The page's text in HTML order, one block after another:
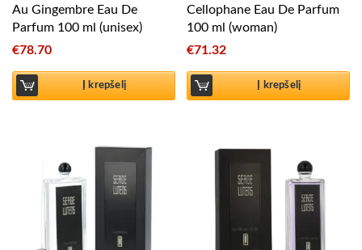
Au Gingembre Eau De
Parfum 100 ml (unisex)
€78.70
Į krepšelį
Cellophane Eau De Parfum
100 ml (woman)
€71.32
Į krepšelį